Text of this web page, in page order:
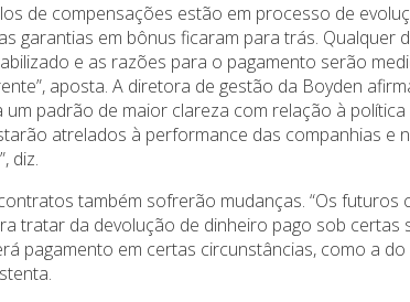
de compensações estão em processo de
garantias em bônus ficaram para trás. Qualquer
e as razões para o pagamento serão
aposta. A diretora de gestão da Boyden
padrão de maior clareza com relação à
atrelados à performance das companhias e
diz.
também sofrerão mudanças. “Os futuros
tratar da devolução de dinheiro pago sob certas
pagamento em certas circunstâncias, como a